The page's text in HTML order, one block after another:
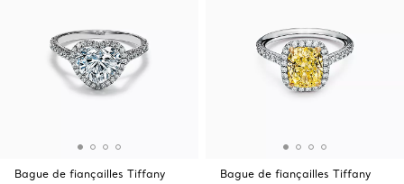
Bague de fiançailles Tiffany
Bague de fiançailles Tiffany